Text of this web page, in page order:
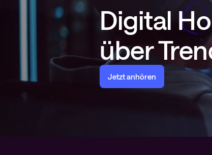
Digital
über
Jetzt anhören